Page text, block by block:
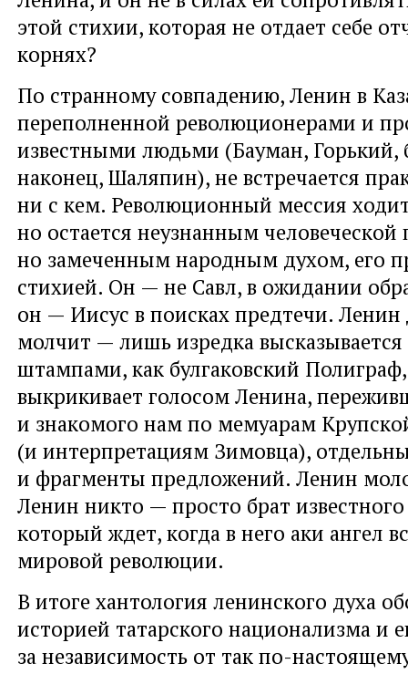
этой стихии, которая не отдает себе
корнях?
По странному совпадению, Ленин в
переполненной революционерами и
известными людьми (Бауман, Горький,
наконец, Шаляпин), не встречается
ни с кем. Революционный мессия
но остается неузнанным
но замеченным народным духом, его
стихией. Он — не Савл, в ожидании
он — Иисус в поисках предтечи.
молчит — лишь изредка
штампами, как булгаковский
выкрикивает голосом Ленина,
и знакомого нам по мемуарам
(и интерпретациям Зимовца),
и фрагменты предложений. Ленин
Ленин никто — просто брат
который ждет, когда в него аки ангел
мировой революции.
В итоге хантология ленинского духа
историей татарского национализма и
за независимость от так по-